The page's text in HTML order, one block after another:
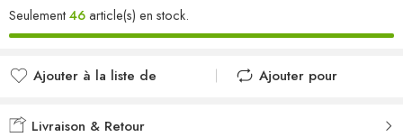
Seulement46article(s) en stock.
Ajouter à la liste de
Ajouté à la liste de
Ajouter pour
Livraison & Retour